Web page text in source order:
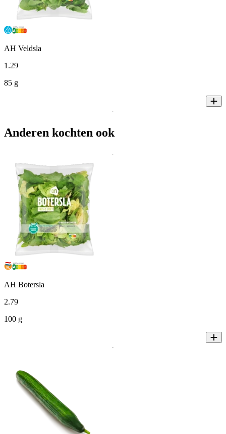
AH Veldsla
1.29
85 g
Anderen kochten ook
AH Botersla
2.79
100 g